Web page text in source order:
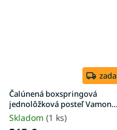
Čalúnená boxspringová
jednolôžková posteľ Vamon
80x200 - sivá
Skladom (1 ks)